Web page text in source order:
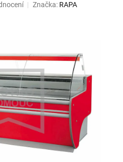
Značka: RAPA